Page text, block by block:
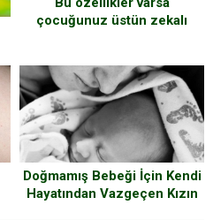
çocuğunuz üstün zekalı
Doğmamış Bebeği İçin Kendi
Hayatından Vazgeçen Kızın